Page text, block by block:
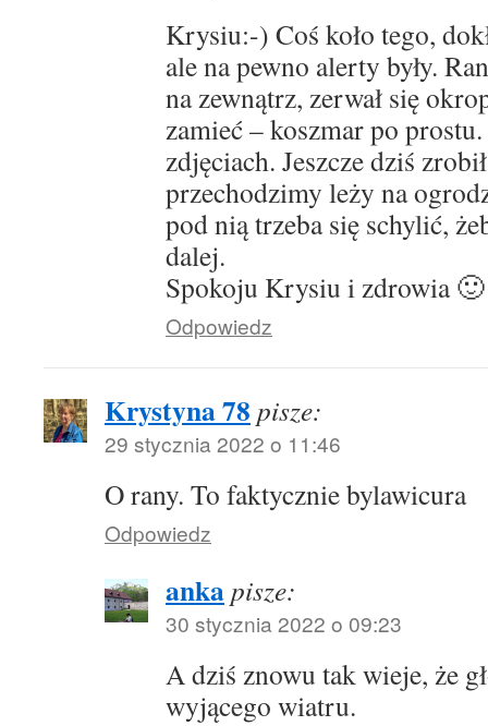
Krysiu:-) Coś koło tego,
ale na pewno alerty były.
na zewnątrz, zerwał się
zamieć – koszmar po
zdjęciach. Jeszcze dziś
przechodzimy leży na
pod nią trzeba się schylić,
dalej.
Spokoju Krysiu i zdrowia 🙂
Odpowiedz
Krystyna 78 pisze:
29 stycznia 2022 o 11:46
O rany. To faktycznie bylawicura
Odpowiedz
ankapisze:
30 stycznia 2022 o 09:23
A dziś znowu tak wieje, że
wyjącego wiatru.